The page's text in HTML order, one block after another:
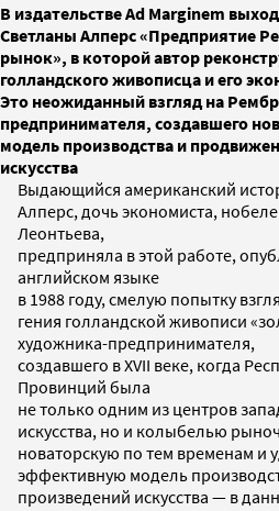
В издательстве Ad Marginem
Светланы Алперс «Предприятие
рынок», в которой автор
голландского живописца и его
Это неожиданный взгляд на
предпринимателя, создавшего
модель производства и
искусства
Выдающийся американский
Алперс, дочь экономиста,
Леонтьева,
предприняла в этой работе,
английском языке
в 1988 году, смелую попытку
гения голландской живописи
художника-предпринимателя,
создавшего в XVII веке, когда
Провинций была
не только одним из центров
искусства, но и колыбелью
новаторскую по тем временам и
эффективную модель
произведений искусства — в